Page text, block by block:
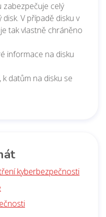
zabezpečuje celý
V případě disku v
tak vlastně chráněno
informace na disku
k datům na disku se
kyberbezpečnosti